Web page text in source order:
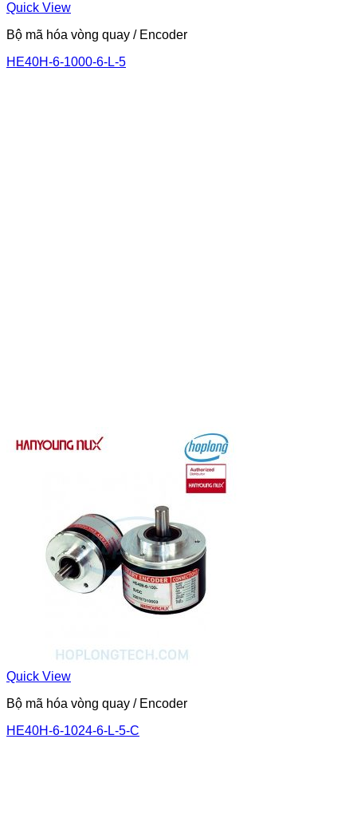
Quick View
Bộ mã hóa vòng quay / Encoder
HE40H-6-1000-6-L-5
Quick View
Bộ mã hóa vòng quay / Encoder
HE40H-6-1024-6-L-5-C